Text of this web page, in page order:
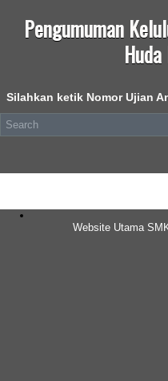
Pengumuman
Silahkan ketik Nomor Ujian
Website Utama